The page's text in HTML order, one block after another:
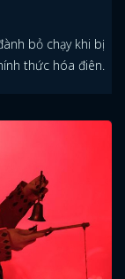
bỏ chạy khi bị
thức hóa điên.